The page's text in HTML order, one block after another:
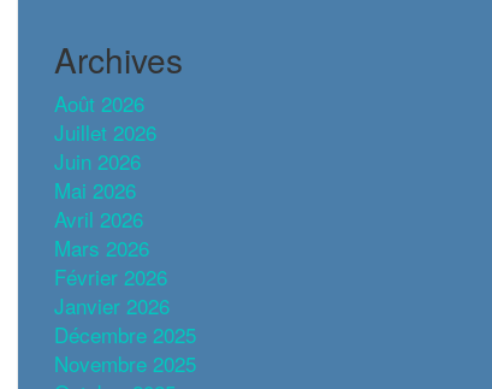
Archives
Août 2026
Juillet 2026
Juin 2026
Mai 2026
Avril 2026
Mars 2026
Février 2026
Janvier 2026
Décembre 2025
Novembre 2025